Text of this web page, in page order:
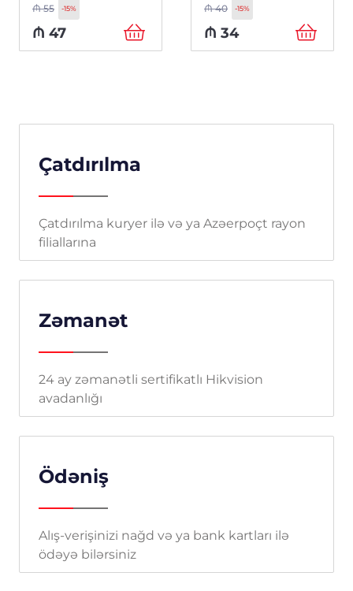
₼55 -15%
₼ 47
₼40 -15%
₼ 34
Çatdırılma
Çatdırılma kuryer ilə və ya Azəerpoçt rayon
filiallarına
Zəmanət
24 ay zəmanətli sertifikatlı Hikvision
avadanlığı
Ödəniş
Alış-verişinizi nağd və ya bank kartları ilə
ödəyə bilərsiniz